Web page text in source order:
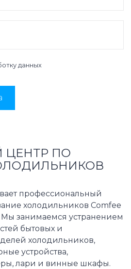
данных
ЦЕНТР ПО
профессиональный
холодильников Comfee
Мы занимаемся устранением
бытовых и
холодильников,
устройства,
лари и винные шкафы.